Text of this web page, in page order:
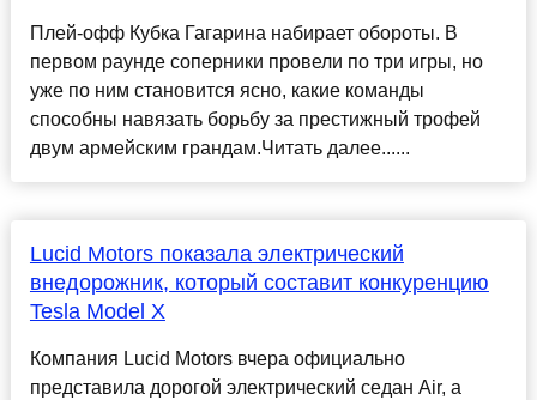
Плей-офф Кубка Гагарина набирает обороты. В
первом раунде соперники провели по три игры, но
уже по ним становится ясно, какие команды
способны навязать борьбу за престижный трофей
двум армейским грандам.Читать далее......
Lucid Motors показала электрический
внедорожник, который составит конкуренцию
Tesla Model X
Компания Lucid Motors вчера официально
представила дорогой электрический седан Air, а